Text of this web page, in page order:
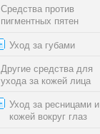
Средства против
пигментных пятен
Уход за губами
Другие средства для
ухода за кожей лица
Уход за ресницами и
кожей вокруг глаз